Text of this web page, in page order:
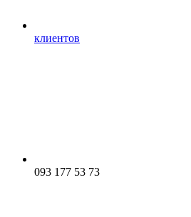
клиентов
093 177 53 73